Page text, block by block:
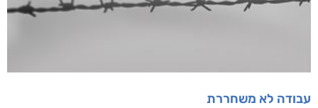
עבודה לא משחררת